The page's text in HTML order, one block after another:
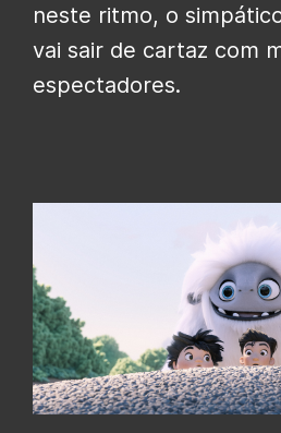
neste ritmo, o
vai sair de cartaz com
espectadores.